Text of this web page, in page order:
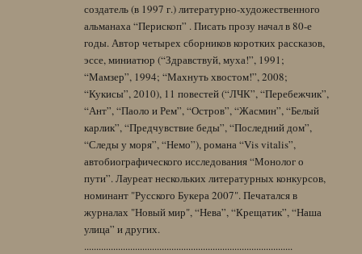
создатель (в 1997 г.) литературно-художественного
альманаха “Перископ” . Писать прозу начал в 80-е
годы. Автор четырех сборников коротких рассказов,
эссе, миниатюр (“Здравствуй, муха!”, 1991;
“Мамзер”, 1994; “Махнуть хвостом!”, 2008;
“Кукисы”, 2010), 11 повестей (“ЛЧК”, “Перебежчик”,
“Ант”, “Паоло и Рем”, “Остров”, “Жасмин”, “Белый
карлик”, “Предчувствие беды”, “Последний дом”,
“Следы у моря”, “Немо”), романа “Vis vitalis”,
автобиографического исследования “Монолог о
пути”. Лауреат нескольких литературных конкурсов,
номинант "Русского Букера 2007". Печатался в
журналах "Новый мир", “Нева”, “Крещатик”, “Наша
улица” и других.
......................................................................................